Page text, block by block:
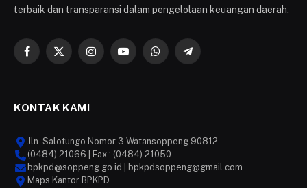
terbaik dan transparansi dalam pengelolaan keuangan daerah.
Facebook
X
InstagramYouTubeWhatsAppTelegram
KONTAK KAMI
Jln. Salotungo Nomor 3 Watansoppeng 90812
(0484) 21066 | Fax : (0484) 21050
bpkpd@soppeng.go.id | bpkpdsoppeng@gmail.com
Maps Kantor BPKPD